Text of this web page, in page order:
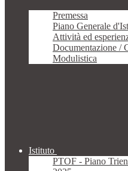
Premessa
Piano Generale
Attività ed
Documentazione /
Modulistica
Istituto
PTOF - Piano